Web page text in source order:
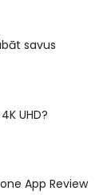
savus
UHD?
App Review